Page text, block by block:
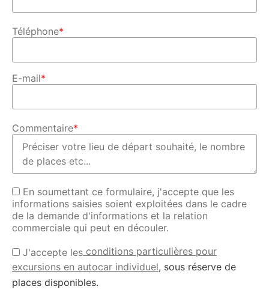
Téléphone*
E-mail*
Commentaire*
En soumettant ce formulaire, j'accepte que les
informations saisies soient exploitées dans le cadre
de la demande d'informations et la relation
commerciale qui peut en découler.
J'accepte les conditions particulières pour
excursions en autocar individuel, sous réserve de
places disponibles.